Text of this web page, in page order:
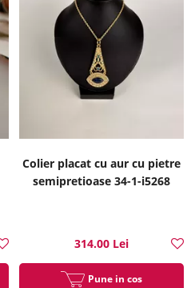
Colier placat cu aur cu pietre
semipretioase 34-1-i5268
314.00 Lei
Pune in cos